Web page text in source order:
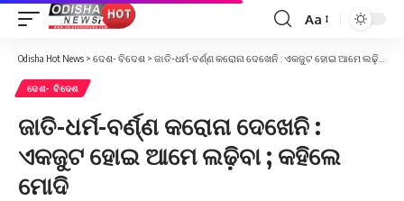
Font
Aa
Odisha Hot News > ଦେଶ- ବିଦେଶ > ଜାତି-ଧର୍ମ-ବର୍ଣ୍ଣ କରୋନା ଦେଖେନି : ଏକଜୁଟ ହୋଇ ଆମେ ଲଢ଼ିବା ; କହିଲେ ମୋଦି
ଦେଶ- ବିଦେଶ
ଜାତି-ଧର୍ମ-ବର୍ଣ୍ଣ କରୋନା ଦେଖେନି :
ଏକଜୁଟ ହୋଇ ଆମେ ଲଢ଼ିବା ; କହିଲେ
ମୋଦି